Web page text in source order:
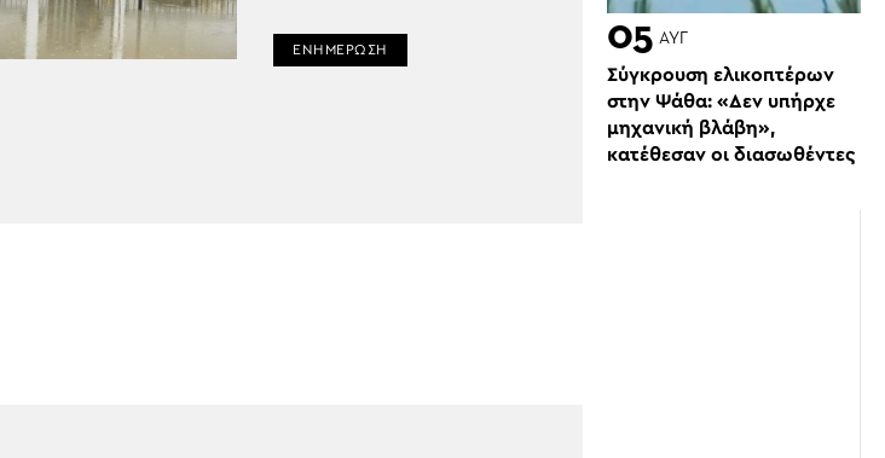
ΕΝΗΜΕΡΩΣΗ 05 ΑΥΓ
Σύγκρουση ελικοπτέρων
στην Ψάθα: «Δεν υπήρχε
μηχανική βλάβη»,
κατέθεσαν οι διασωθέντες